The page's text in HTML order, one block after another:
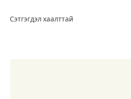
Сэтгэгдэл хаалттай